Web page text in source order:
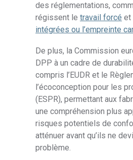
des réglementations,
régissent letravail forcé
intégrées ou l’empreinte
De plus, la Commission
DPP à un cadre de
compris l’EUDR et le
l’écoconception pour les
(ESPR), permettant aux
une compréhension plus
risques potentiels de
atténuer avant qu’ils ne
problème.